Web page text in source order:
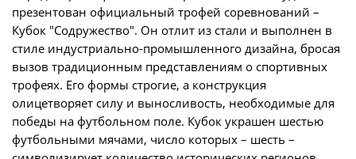
Новости
О турнире
Кубок Объединенного Чемпионата по
футболу "Содружество"
Календарь и результаты матчей
Юрист
Бухгалтерия
Служба безопасности
Пресс-служба
Отдел информационных технологий
презентован официальный трофей соревнований –
Кубок "Содружество". Он отлит из стали и выполнен в
стиле индустриально-промышленного дизайна, бросая
вызов традиционным представлениям о спортивных
трофеях. Его формы строгие, а конструкция
олицетворяет силу и выносливость, необходимые для
победы на футбольном поле. Кубок украшен шестью
футбольными мячами, число которых – шесть –